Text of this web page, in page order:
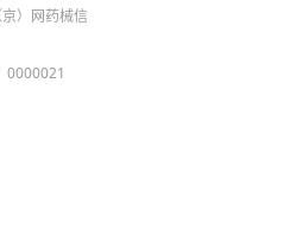
）网药械信
0000021